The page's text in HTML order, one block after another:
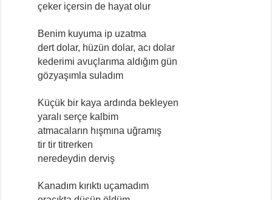
çeker içersin de hayat olur
Benim kuyuma ip uzatma
dert dolar, hüzün dolar, acı dolar
kederimi avuçlarıma aldığım gün
gözyaşımla suladım
Küçük bir kaya ardında bekleyen
yaralı serçe kalbim
atmacaların hışmına uğramış
tir tir titrerken
neredeydin derviş
Kanadım kırıktı uçamadım